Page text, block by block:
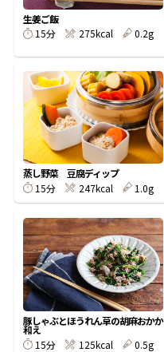
『踊り節』
だし粉
生姜ご飯
15分
275kcal 0.2g
蒸し野菜 豆腐ディップ
15分
247kcal 1.0g
豚しゃぶとほうれん草の胡麻おかか
和え
15分
125kcal 0.5g